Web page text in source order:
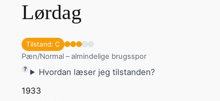
Lørdag
Tilstand: C
Pæn/Normal – almindelige brugsspor
Hvordan læser jeg tilstanden?
1933